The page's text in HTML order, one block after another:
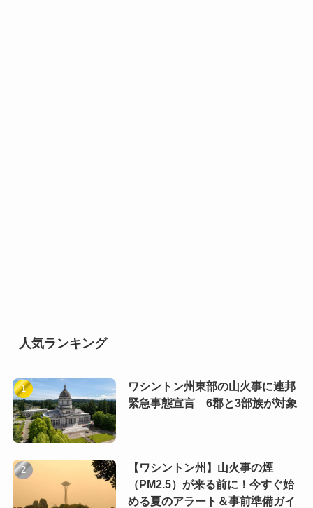
人気ランキング
ワシントン州東部の山火事に連邦
緊急事態宣言 6郡と3部族が対象
【ワシントン州】山火事の煙
（PM2.5）が来る前に！今すぐ始
める夏のアラート＆事前準備ガイ